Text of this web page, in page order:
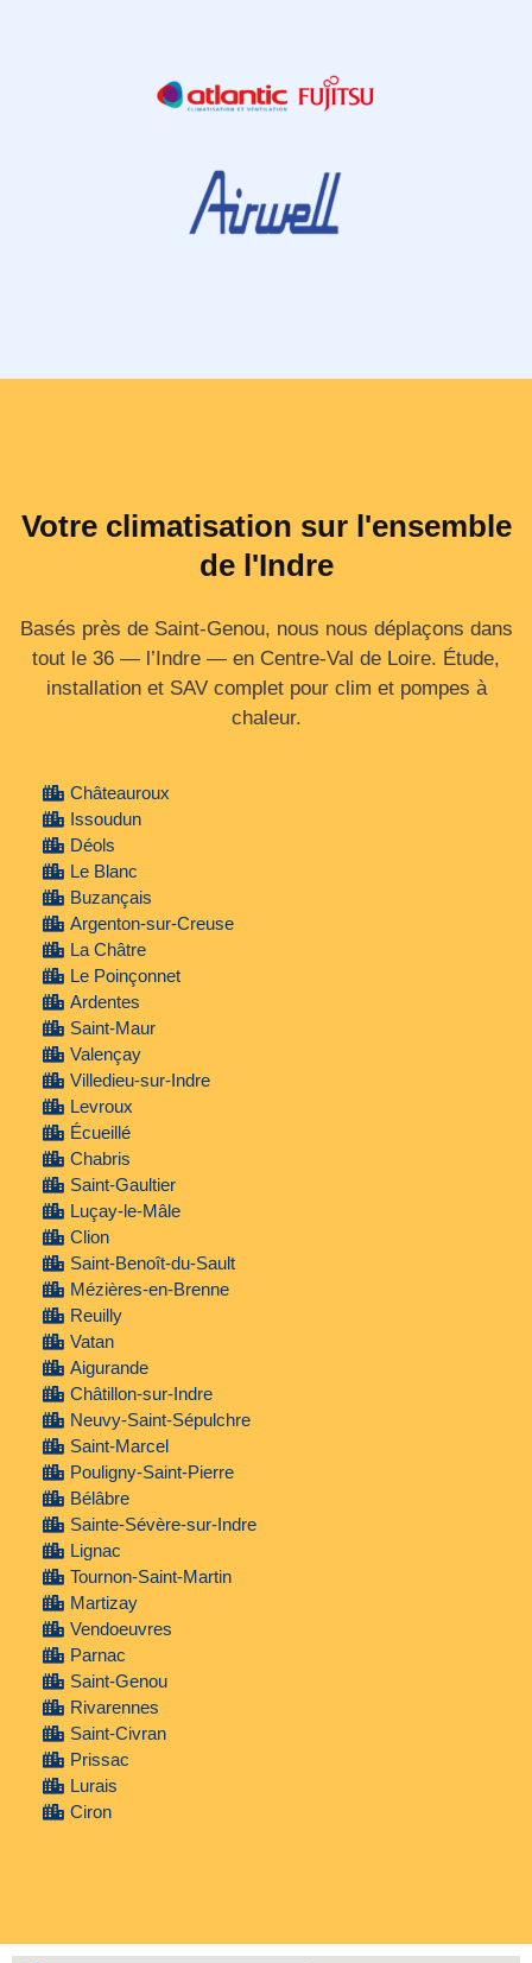
Votre climatisation sur l'ensemble
de l'Indre
Basés près de Saint-Genou, nous nous déplaçons dans
tout le 36 — l’Indre — en Centre‑Val de Loire. Étude,
installation et SAV complet pour clim et pompes à
chaleur.
Châteauroux
Issoudun
Déols
Le Blanc
Buzançais
Argenton-sur-Creuse
La Châtre
Le Poinçonnet
Ardentes
Saint-Maur
Valençay
Villedieu-sur-Indre
Levroux
Écueillé
Chabris
Saint-Gaultier
Luçay-le-Mâle
Clion
Saint-Benoît-du-Sault
Mézières-en-Brenne
Reuilly
Vatan
Aigurande
Châtillon-sur-Indre
Neuvy-Saint-Sépulchre
Saint-Marcel
Pouligny-Saint-Pierre
Bélâbre
Sainte-Sévère-sur-Indre
Lignac
Tournon-Saint-Martin
Martizay
Vendoeuvres
Parnac
Saint-Genou
Rivarennes
Saint-Civran
Prissac
Lurais
Ciron